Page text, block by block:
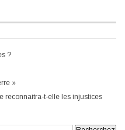
?
»
reconnaitra-t-elle les injustices